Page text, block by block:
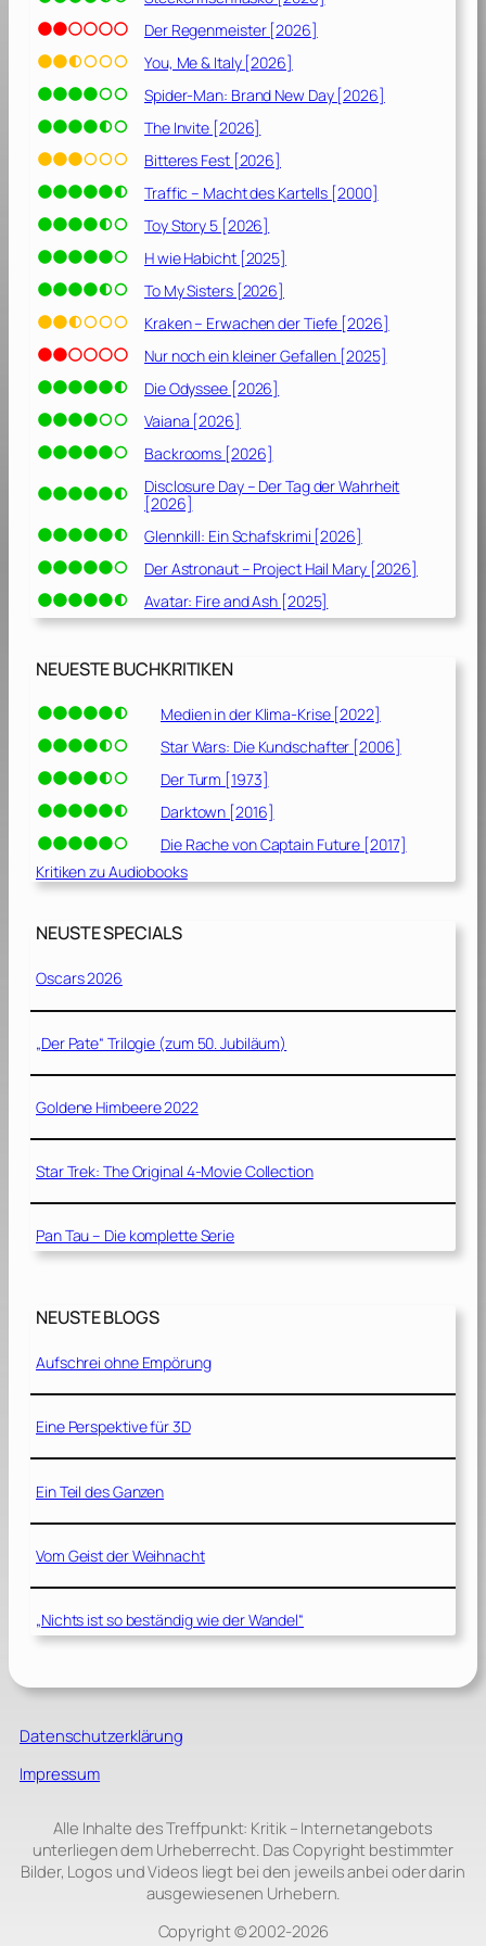
t
e
i
e
G
e
s
c
h
i
c
h
t
[
2
0
9
]
Der Regenmeister [2026]
You, Me & Italy [2026]
Spider-Man: Brand New Day [2026]
The Invite [2026]
Bitteres Fest [2026]
Traffic – Macht des Kartells [2000]
Toy Story 5 [2026]
H wie Habicht [2025]
To My Sisters [2026]
Kraken – Erwachen der Tiefe [2026]
Nur noch ein kleiner Gefallen [2025]
Die Odyssee [2026]
Vaiana [2026]
Backrooms [2026]
Disclosure Day – Der Tag der Wahrheit
[2026]
Glennkill: Ein Schafskrimi [2026]
Der Astronaut – Project Hail Mary [2026]
Avatar: Fire and Ash [2025]
NEUESTE BUCHKRITIKEN
Medien in der Klima-Krise [2022]
Star Wars: Die Kundschafter [2006]
Der Turm [1973]
Darktown [2016]
Die Rache von Captain Future [2017]
Kritiken zu Audiobooks
NEUSTE SPECIALS
Oscars 2026
„Der Pate“ Trilogie (zum 50. Jubiläum)
Goldene Himbeere 2022
Star Trek: The Original 4-Movie Collection
Pan Tau – Die komplette Serie
NEUSTE BLOGS
Aufschrei ohne Empörung
Eine Perspektive für 3D
Ein Teil des Ganzen
Vom Geist der Weihnacht
„Nichts ist so beständig wie der Wandel“
Datenschutzerklärung
Impressum
Alle Inhalte des Treffpunkt: Kritik – Internetangebots
unterliegen dem Urheberrecht. Das Copyright bestimmter
Bilder, Logos und Videos liegt bei den jeweils anbei oder darin
ausgewiesenen Urhebern.
Copyright © 2002‑2026